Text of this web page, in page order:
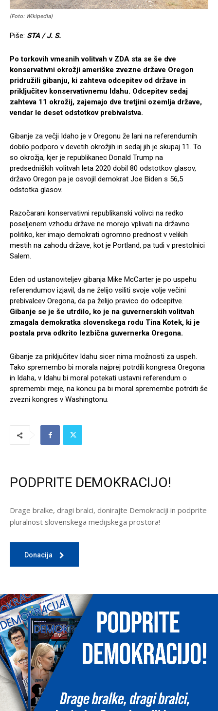
(Foto: Wikipedia)
Piše: STA / J. S.
Po torkovih vmesnih volitvah v ZDA sta se še dve
konservativni okrožji ameriške zvezne države Oregon
pridružili gibanju, ki zahteva odcepitev od države in
priključitev konservativnemu Idahu. Odcepitev sedaj
zahteva 11 okrožij, zajemajo dve tretjini ozemlja države,
vendar le deset odstotkov prebivalstva.
Gibanje za večji Idaho je v Oregonu že lani na referendumih
dobilo podporo v devetih okrožjih in sedaj jih je skupaj 11. To
so okrožja, kjer je republikanec Donald Trump na
predsedniških volitvah leta 2020 dobil 80 odstotkov glasov,
državo Oregon pa je osvojil demokrat Joe Biden s 56,5
odstotka glasov.
Razočarani konservativni republikanski volivci na redko
poseljenem vzhodu države ne morejo vplivati na državno
politiko, ker imajo demokrati ogromno prednost v velikih
mestih na zahodu države, kot je Portland, pa tudi v prestolnici
Salem.
Eden od ustanoviteljev gibanja Mike McCarter je po uspehu
referendumov izjavil, da ne želijo vsiliti svoje volje večini
prebivalcev Oregona, da pa želijo pravico do odcepitve.
Gibanje se je še utrdilo, ko je na guvernerskih volitvah
zmagala demokratka slovenskega rodu Tina Kotek, ki je
postala prva odkrito lezbična guvernerka Oregona.
Gibanje za priključitev Idahu sicer nima možnosti za uspeh.
Tako spremembo bi morala najprej potrdili kongresa Oregona
in Idaha, v Idahu bi moral potekati ustavni referendum o
spremembi meje, na koncu pa bi moral spremembe potrditi še
zvezni kongres v Washingtonu.
PODPRITE DEMOKRACIJO!
Drage bralke, dragi bralci, donirajte Demokraciji in podprite
pluralnost slovenskega medijskega prostora!
Donacija